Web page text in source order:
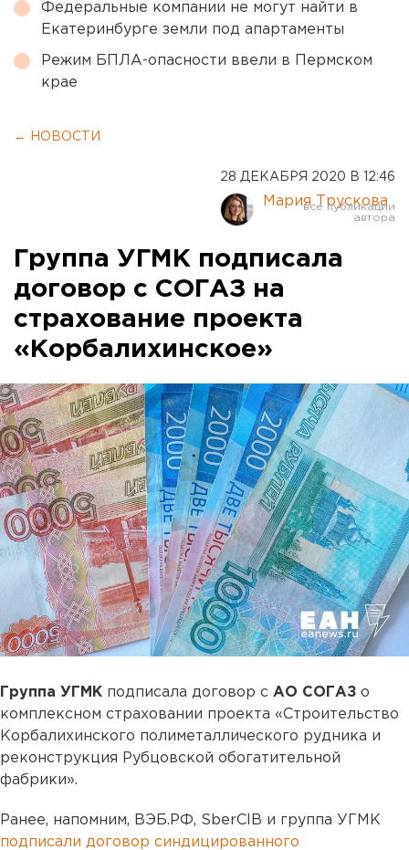
Федеральные компании не могут найти в
Екатеринбурге земли под апартаменты
Режим БПЛА-опасности ввели в Пермском
крае
← НОВОСТИ
28 ДЕКАБРЯ 2020 В 12:46
Мария Трускова
Группа УГМК подписала
договор с СОГАЗ на
страхование проекта
«Корбалихинское»
Группа УГМК подписала договор с АО СОГАЗ о
комплексном страховании проекта «Строительство
Корбалихинского полиметаллического рудника и
реконструкция Рубцовской обогатительной
фабрики».
Ранее, напомним, ВЭБ.РФ, SberCIB и группа УГМК
подписали договор синдицированного